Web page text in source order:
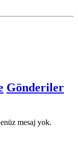
Gönderiler
mesaj yok.